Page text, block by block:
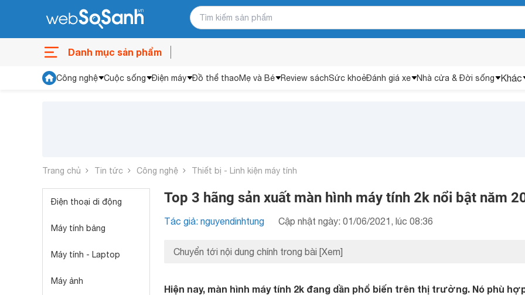
Danh mục sản phẩm
Công nghệ Cuộc sống Điện máy Đồ thể thaoMẹ và Bé Review sáchSức khoẻĐánh giá xe Nhà cửa & Đời sống Khác
Trang chủ Tin tức Công nghệ Thiết bị - Linh kiện máy tính
Điện thoại di động
Máy tính bảng
Máy tính - Laptop
Máy ảnh
Top 3 hãng sản xuất màn hình máy tính 2k nổi bật năm
Tác giả: nguyendinhtung Cập nhật ngày: 01/06/2021, lúc 08:36
Chuyển tới nội dung chính trong bài [Xem]
Hiện nay, màn hình máy tính 2k đang dần phổ biến trên thị trường. Nó phù